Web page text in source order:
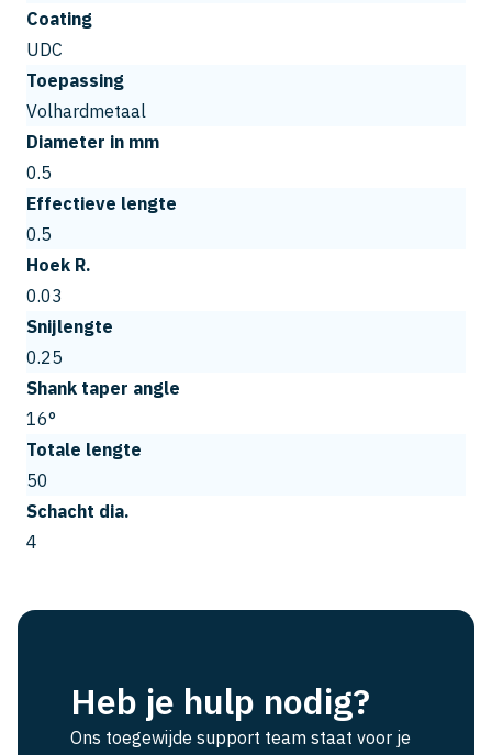
Coating
UDC
Toepassing
Volhardmetaal
Diameter in mm
0.5
Effectieve lengte
0.5
Hoek R.
0.03
Snijlengte
0.25
Shank taper angle
16°
Totale lengte
50
Schacht dia.
4
Heb je hulp nodig?
Ons toegewijde support team staat voor je